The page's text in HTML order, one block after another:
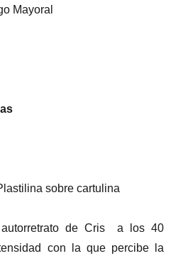
Mayoral
sobre cartulina
de Cris a los 40
con la que percibe la